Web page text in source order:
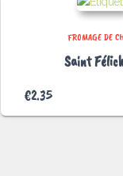
FROMAGE DE
Saint
€2.35